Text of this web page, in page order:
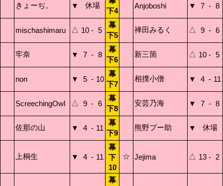
きょーぢ。 ▼ 休場
下4
Anjoboshi ▼ 7 - 8
mischashimaru △ 10 - 5
幕
下5
禅田みるく △ 9 - 6
牢奈 ▼ 7 - 8
幕
下6
新三箇 △ 10 - 5
non ▼ 5 - 10
幕
下7
相撲小僧 ▼ 4 - 11
ScreechingOwl △ 9 - 6
幕
下8
安芸乃海 ▼ 7 - 8
佐那の山 ▼ 4 - 11
幕
下9
熊野プー助 ▼ 休場
上桐生 ▼ 4 - 11
幕
下
10
☆ Jejima △ 13 - 2
幕